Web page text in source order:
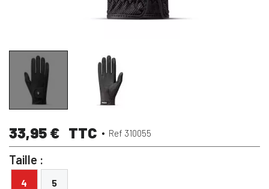
33,95 € TTC Ref 310055
Taille :
4 5